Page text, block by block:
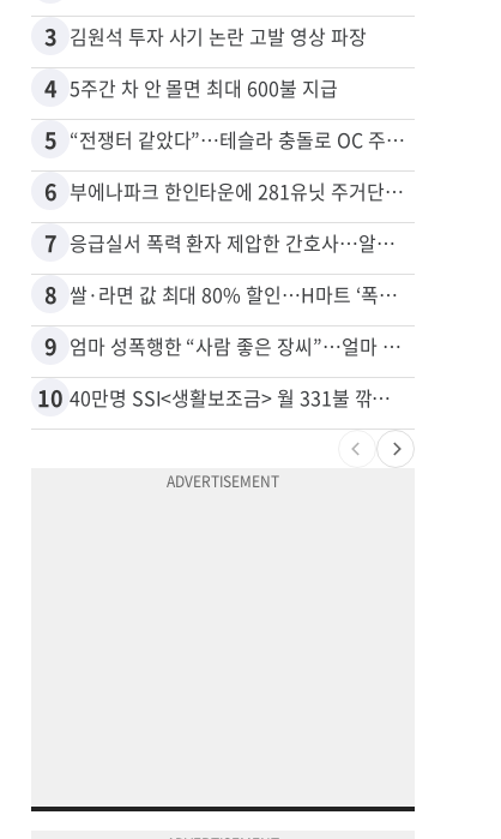
3 김원석 투자 사기 논란 고발 영상 파장
4 5주간 차 안 몰면 최대 600불 지급
5 “전쟁터 같았다”…테슬라 충돌로 OC 주택 4채 파손
6 부에나파크 한인타운에 281유닛 주거단지 들어선다
7 응급실서 폭력 환자 제압한 간호사…알고 보니
8 쌀·라면 값 최대 80% 할인…H마트 ‘폭탄 세일’
9 엄마 성폭행한 “사람 좋은 장씨”…얼마 뒤 딸 배도 불러왔다
10 40만명 SSI<생활보조금> 월 331불 깎이나